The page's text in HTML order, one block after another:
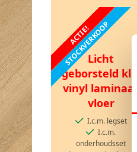
ACTIE!
STOCKVERKOOP
Licht
geborsteld klik
vinyl laminaat
vloer
I.c.m. legset
I.c.m.
onderhoudsset